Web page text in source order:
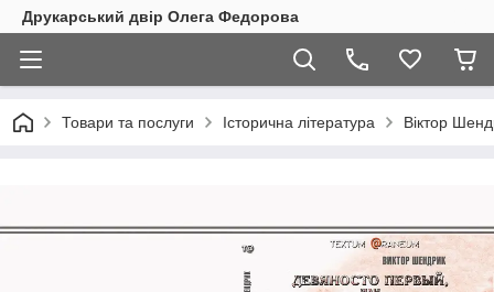
Друкарський двір Олега Федорова
Товари та послуги Історична література Віктор